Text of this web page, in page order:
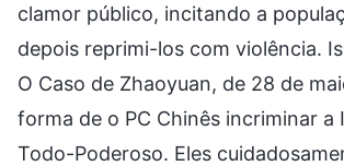
clamor público, incitando a
depois reprimi-los com violência.
O Caso de Zhaoyuan, de 28 de
forma de o PC Chinês incriminar a
Todo-Poderoso. Eles